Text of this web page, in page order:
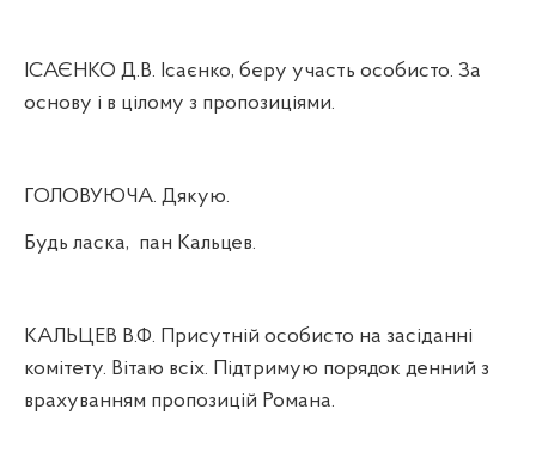
ІСАЄНКО Д.В. Ісаєнко, беру участь особисто. За
основу і в цілому з пропозиціями.
ГОЛОВУЮЧА. Дякую.
Будь ласка, пан Кальцев.
КАЛЬЦЕВ В.Ф. Присутній особисто на засіданні
комітету. Вітаю всіх. Підтримую порядок денний з
врахуванням пропозицій Романа.